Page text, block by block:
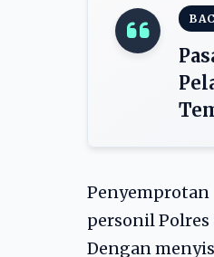
personil Polres
Dengan